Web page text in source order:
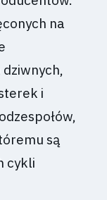
na
i
są
cykli